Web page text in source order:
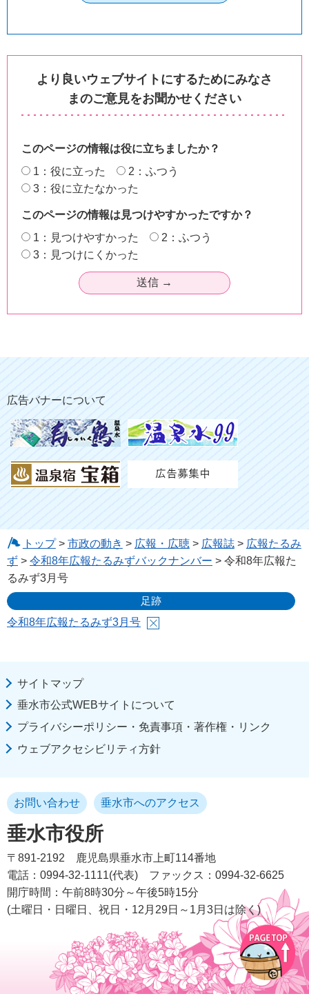
より良いウェブサイトにするためにみなさ
まのご意見をお聞かせください
このページの情報は役に立ちましたか？
1：役に立った
2：ふつう
3：役に立たなかった
このページの情報は見つけやすかったですか？
1：見つけやすかった
2：ふつう
3：見つけにくかった
広告バナーについて
トップ> 市政の動き > 広報・広聴> 広報誌> 広報たるみ
ず > 令和8年広報たるみずバックナンバー > 令和8年広報た
るみず3月号
足跡
令和8年広報たるみず3月号
サイトマップ
垂水市公式WEBサイトについて
プライバシーポリシー・免責事項・著作権・リンク
ウェブアクセシビリティ方針
垂水市役所
お問い合わせ 垂水市へのアクセス
〒891-2192
鹿児島県垂水市上町114番地
電話：0994-32-1111(代表)
ファックス：0994-32-6625
開庁時間：午前8時30分～午後5時15分
(土曜日・日曜日、祝日・12月29日～1月3日は除く)